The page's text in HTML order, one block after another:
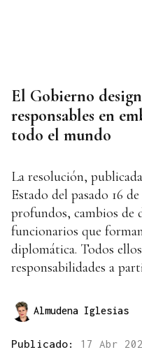
El Gobierno
responsables en
todo el mundo
La resolución,
Estado del pasado 16
profundos, cambios de
funcionarios que
diplomática. Todos
responsabilidades a
Almudena Iglesias
Publicado: 17 Abr